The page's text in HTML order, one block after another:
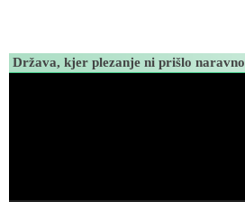
Država, kjer plezanje ni prišlo naravno